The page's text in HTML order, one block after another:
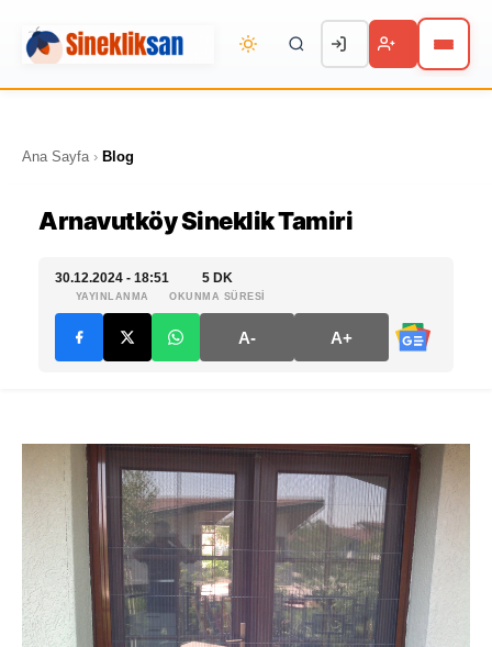
Ana Sayfa › Blog
Arnavutköy Sineklik Tamiri
30.12.2024 - 18:51
YAYINLANMA
5 DK
OKUNMA SÜRESİ
A- A+